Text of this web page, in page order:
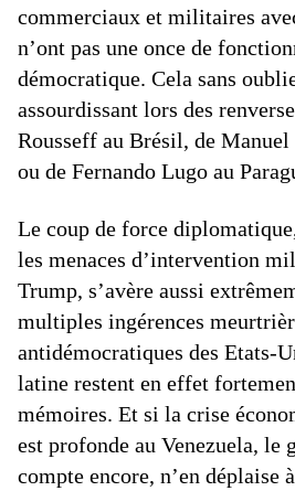
commerciaux et militaires
n’ont pas une once de
démocratique. Cela sans
assourdissant lors des
Rousseff au Brésil, de Manuel
ou de Fernando Lugo au
Le coup de force
les menaces d’intervention
Trump, s’avère aussi
multiples ingérences
antidémocratiques des Etats-
latine restent en effet
mémoires. Et si la crise
est profonde au Venezuela, le
compte encore, n’en déplaise